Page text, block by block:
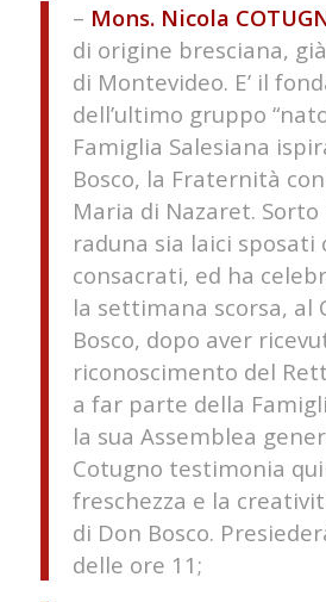
– Mons. Nicola
di origine bresciana,
di Montevideo. E’ il
dell’ultimo gruppo
Famiglia Salesiana
Bosco, la Fraternità
Maria di Nazaret. Sorto
raduna sia laici sposati
consacrati, ed ha
la settimana scorsa, al
Bosco, dopo aver
riconoscimento del
a far parte della
la sua Assemblea
Cotugno testimonia
freschezza e la
di Don Bosco.
delle ore 11;